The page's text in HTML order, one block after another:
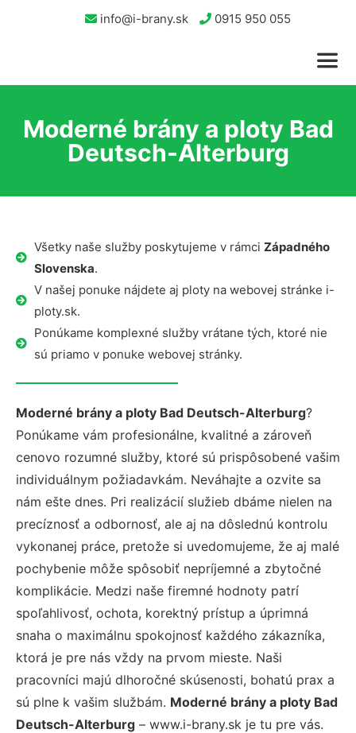
info@i-brany.sk 0915 950 055
Moderné brány a ploty Bad
Deutsch-Alterburg
Všetky naše služby poskytujeme v rámci Západného
Slovenska.
V našej ponuke nájdete aj ploty na webovej stránke i-
ploty.sk.
Ponúkame komplexné služby vrátane tých, ktoré nie
sú priamo v ponuke webovej stránky.
Moderné brány a ploty Bad Deutsch-Alterburg?
Ponúkame vám profesionálne, kvalitné a zároveň
cenovo rozumné služby, ktoré sú prispôsobené vašim
individuálnym požiadavkám. Neváhajte a ozvite sa
nám ešte dnes. Pri realizácií služieb dbáme nielen na
precíznosť a odbornosť, ale aj na dôslednú kontrolu
vykonanej práce, pretože si uvedomujeme, že aj malé
pochybenie môže spôsobiť nepríjemné a zbytočné
komplikácie. Medzi naše firemné hodnoty patrí
spoľahlivosť, ochota, korektný prístup a úprimná
snaha o maximálnu spokojnosť každého zákazníka,
ktorá je pre nás vždy na prvom mieste. Naši
pracovníci majú dlhoročné skúsenosti, bohatú prax a
sú plne k vašim službám. Moderné brány a ploty Bad
Deutsch-Alterburg – www.i-brany.sk je tu pre vás.